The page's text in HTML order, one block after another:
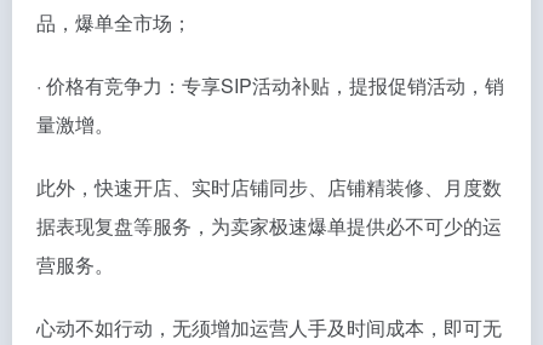
品，爆单全市场；
· 价格有竞争力：专享SIP活动补贴，提报促销活动，销
量激增。
此外，快速开店、实时店铺同步、店铺精装修、月度数
据表现复盘等服务，为卖家极速爆单提供必不可少的运
营服务。
心动不如行动，无须增加运营人手及时间成本，即可无